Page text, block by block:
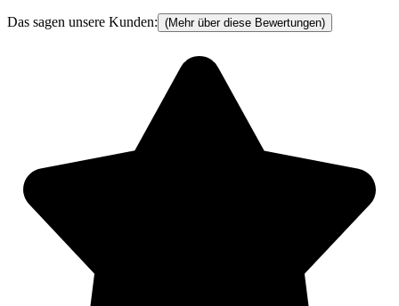
Das sagen unsere Kunden: (Mehr über diese Bewertungen)